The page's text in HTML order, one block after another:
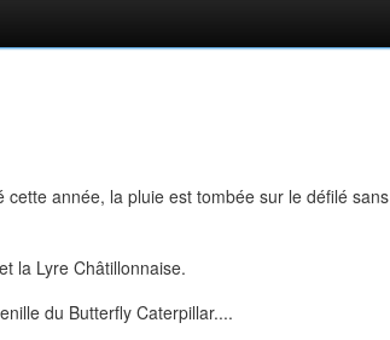
année, la pluie est tombée sur le défilé sans
la Lyre Châtillonnaise.
du Butterfly Caterpillar....